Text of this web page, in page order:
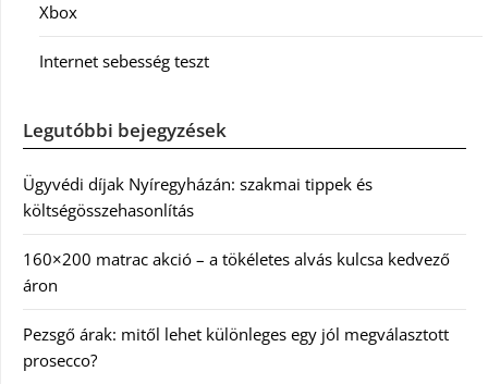
Xbox
Internet sebesség teszt
Legutóbbi bejegyzések
Ügyvédi díjak Nyíregyházán: szakmai tippek és
költségösszehasonlítás
160×200 matrac akció – a tökéletes alvás kulcsa kedvező
áron
Pezsgő árak: mitől lehet különleges egy jól megválasztott
prosecco?